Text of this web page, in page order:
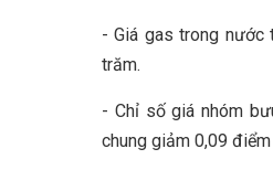
- Giá gas trong nước
trăm.
- Chỉ số giá nhóm
chung giảm 0,09